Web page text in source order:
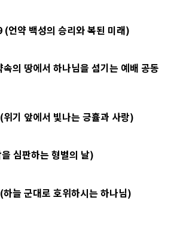
언약 백성의 승리와 복된 미래)
의 땅에서 하나님을 섬기는 예배 공동
기 앞에서 빛나는 긍휼과 사랑)
심판하는 형벌의 날)
늘 군대로 호위하시는 하나님)